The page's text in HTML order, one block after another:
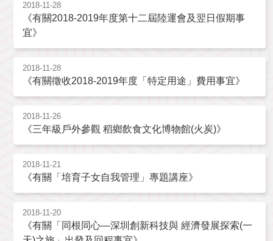
2018-11-28
《有關2018-2019年度第十二屆陸運會及翌日假期事
宜》
2018-11-28
《有關徵收2018-2019年度「特定用途」費用事宜》
2018-11-26
《三年級戶外參觀 稻鄉飲食文化博物館(火炭)》
2018-11-21
《有關「培育子女自我管理」專題講座》
2018-11-20
《有關「同根同心—深圳創新科技與 經濟發展探索(一